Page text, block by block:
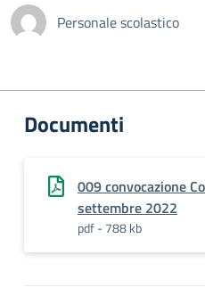
Personale scolastico
Documenti
009 convocazione
settembre 2022
pdf - 788 kb